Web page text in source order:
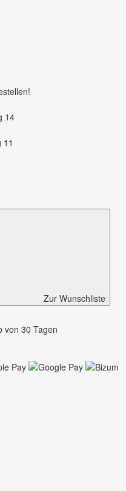
14
11
Zur Wunschliste
von 30 Tagen